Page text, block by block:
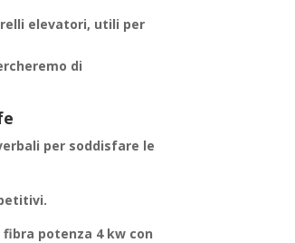
elevatori, utili per
di
per soddisfare le
potenza 4 kw con